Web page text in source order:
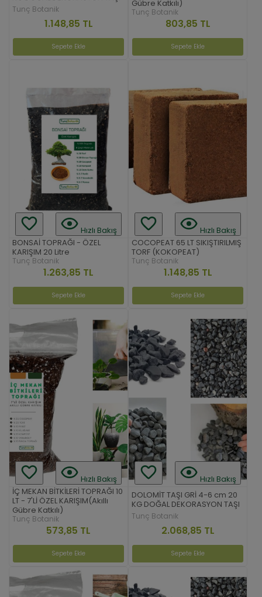
Tunç Botanik
1.148,85 TL
Sepete Ekle
Gübre Katkılı)
Tunç Botanik
803,85 TL
Sepete Ekle
Hızlı Bakış
BONSAİ TOPRAĞI - ÖZEL
KARIŞIM 20 Litre
Tunç Botanik
1.263,85 TL
Sepete Ekle
Hızlı Bakış
COCOPEAT 65 LT SIKIŞTIRILMIŞ
TORF (KOKOPEAT)
Tunç Botanik
1.148,85 TL
Sepete Ekle
Hızlı Bakış
İÇ MEKAN BİTKİLERİ TOPRAĞI 10
LT - 7'Lİ ÖZEL KARIŞIM(Akıllı
Gübre Katkılı)
Tunç Botanik
573,85 TL
Sepete Ekle
Hızlı Bakış
DOLOMİT TAŞI GRİ 4-6 cm 20
KG DOĞAL DEKORASYON TAŞI
Tunç Botanik
2.068,85 TL
Sepete Ekle